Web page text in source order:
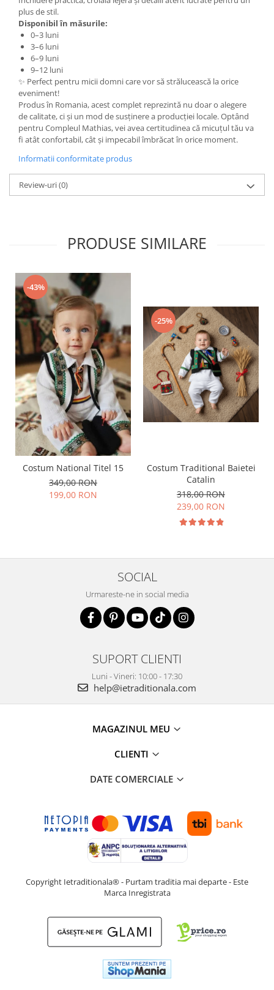
plus de stil.
Disponibil în măsurile:
0–3 luni
3–6 luni
6–9 luni
9–12 luni
✨ Perfect pentru micii domni care vor să strălucească la orice
eveniment!
Produs în Romania, acest complet reprezintă nu doar o alegere
de calitate, ci și un mod de susținere a producției locale. Optând
pentru Compleul Mathias, vei avea certitudinea că micuțul tău va
fi atât confortabil, cât și impecabil îmbrăcat în orice moment.
Informatii conformitate produs
Review-uri(0)
PRODUSE SIMILARE
-43%
Costum National Titel 15
349,00 RON
199,00 RON
-25%
Costum Traditional Baietei
Catalin
318,00 RON
239,00 RON
SOCIAL
Urmareste-ne in social media
SUPORT CLIENTI
Luni - Vineri: 10:00 - 17:30
help@ietraditionala.com
MAGAZINUL MEU
CLIENTI
DATE COMERCIALE
Copyright Ietraditionala® - Purtam traditia mai departe - Este
Marca Inregistrata